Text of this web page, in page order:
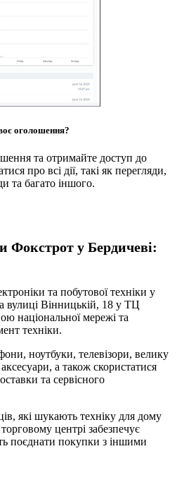
оголошення?
та отримайте доступ до
про всі дії, такі як перегляди,
та багато іншого.
Фокстрот у Бердичеві:
та побутової техніки у
вулиці Вінницькій, 18 у ТЦ
національної мережі та
техніки.
ноутбуки, телевізори, велику
а також скористатися
та сервісного
які шукають техніку для дому
центрі забезпечує
поєднати покупки з іншими